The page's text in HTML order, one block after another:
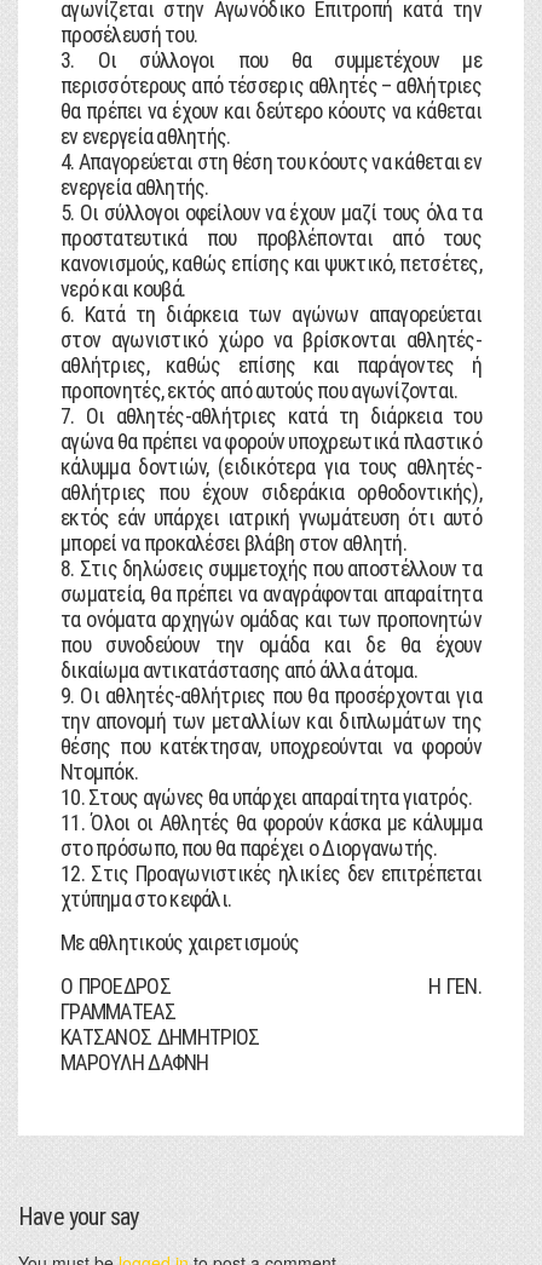
αγωνίζεται στην Αγωνόδικο Επιτροπή κατά την
προσέλευσή του.
3. Οι σύλλογοι που θα συμμετέχουν με
περισσότερους από τέσσερις αθλητές – αθλήτριες
θα πρέπει να έχουν και δεύτερο κόουτς να κάθεται
εν ενεργεία αθλητής.
4. Απαγορεύεται στη θέση του κόουτς να κάθεται εν
ενεργεία αθλητής.
5. Οι σύλλογοι οφείλουν να έχουν μαζί τους όλα τα
προστατευτικά που προβλέπονται από τους
κανονισμούς, καθώς επίσης και ψυκτικό, πετσέτες,
νερό και κουβά.
6. Κατά τη διάρκεια των αγώνων απαγορεύεται
στον αγωνιστικό χώρο να βρίσκονται αθλητές-
αθλήτριες, καθώς επίσης και παράγοντες ή
προπονητές, εκτός από αυτούς που αγωνίζονται.
7. Οι αθλητές-αθλήτριες κατά τη διάρκεια του
αγώνα θα πρέπει να φορούν υποχρεωτικά πλαστικό
κάλυμμα δοντιών, (ειδικότερα για τους αθλητές-
αθλήτριες που έχουν σιδεράκια ορθοδοντικής),
εκτός εάν υπάρχει ιατρική γνωμάτευση ότι αυτό
μπορεί να προκαλέσει βλάβη στον αθλητή.
8. Στις δηλώσεις συμμετοχής που αποστέλλουν τα
σωματεία, θα πρέπει να αναγράφονται απαραίτητα
τα ονόματα αρχηγών ομάδας και των προπονητών
που συνοδεύουν την ομάδα και δε θα έχουν
δικαίωμα αντικατάστασης από άλλα άτομα.
9. Οι αθλητές-αθλήτριες που θα προσέρχονται για
την απονομή των μεταλλίων και διπλωμάτων της
θέσης που κατέκτησαν, υποχρεούνται να φορούν
Ντομπόκ.
10. Στους αγώνες θα υπάρχει απαραίτητα γιατρός.
11. Όλοι οι Αθλητές θα φορούν κάσκα με κάλυμμα
στο πρόσωπο, που θα παρέχει ο Διοργανωτής.
12. Στις Προαγωνιστικές ηλικίες δεν επιτρέπεται
χτύπημα στο κεφάλι.
Με αθλητικούς χαιρετισμούς
Ο ΠΡΟΕΔΡΟΣ Η ΓΕΝ.
ΓΡΑΜΜΑΤΕΑΣ
ΚΑΤΣΑΝΟΣ ΔΗΜΗΤΡΙΟΣ
ΜΑΡΟΥΛΗ ΔΑΦΝΗ
Have your say